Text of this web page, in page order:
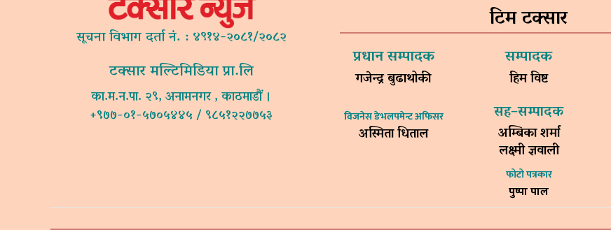
सूचना विभाग दर्ता नं. : ४९१४-२०८१/२०८२
टक्सार मल्टिमिडिया प्रा.लि
का.म.न.पा. २९, अनामनगर , काठमाडौं ।
+९७७-०१-५७०५४४५ / ९८५१२२७७५३
टिम टक्सार
प्रधान सम्पादक
गजेन्द्र बुढाथोकी
सम्पादक
हिम विष्ट
विजनेस डेभलपमेन्ट अफिसर
अस्मिता धिताल
सह–सम्पादक
अम्बिका शर्मा
लक्ष्मी ज्ञवाली
फोटो पत्रकार
पुष्पा पाल